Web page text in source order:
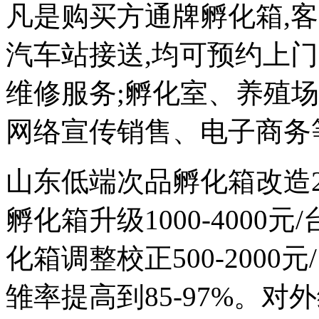
凡是购买方通牌孵化箱,
汽车站接送,均可预约上
维修服务;孵化室、养殖
网络宣传销售、电子商务
山东低端次品孵化箱改
孵化箱升级1000-4000元
化箱调整校正500-2000
雏率提高到85-97%。对